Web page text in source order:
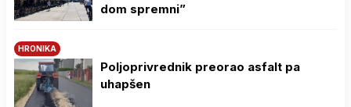
dom spremni”
HRONIKA
Poljoprivrednik preorao asfalt pa
uhapšen